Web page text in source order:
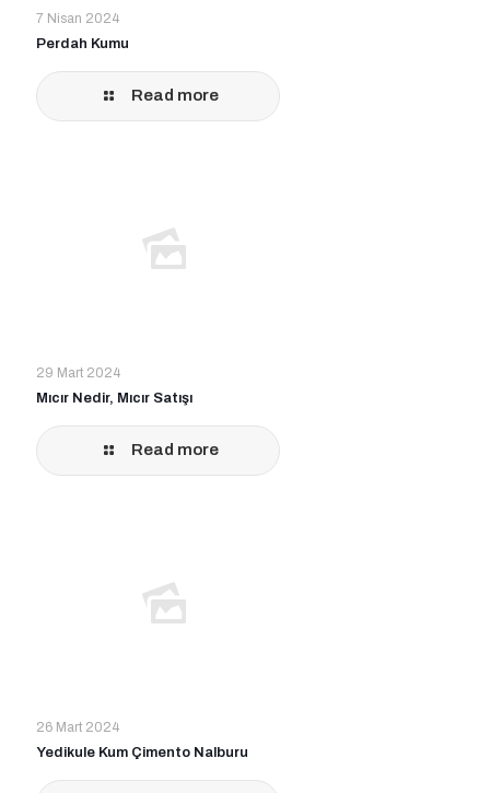
7 Nisan 2024
Perdah Kumu
Read more
29 Mart 2024
Mıcır Nedir, Mıcır Satışı
Read more
26 Mart 2024
Yedikule Kum Çimento Nalburu